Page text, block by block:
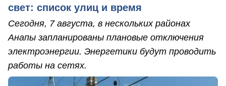
свет: список улиц и время
Сегодня, 7 августа, в нескольких районах
Анапы запланированы плановые отключения
электроэнергии. Энергетики будут проводить
работы на сетях.